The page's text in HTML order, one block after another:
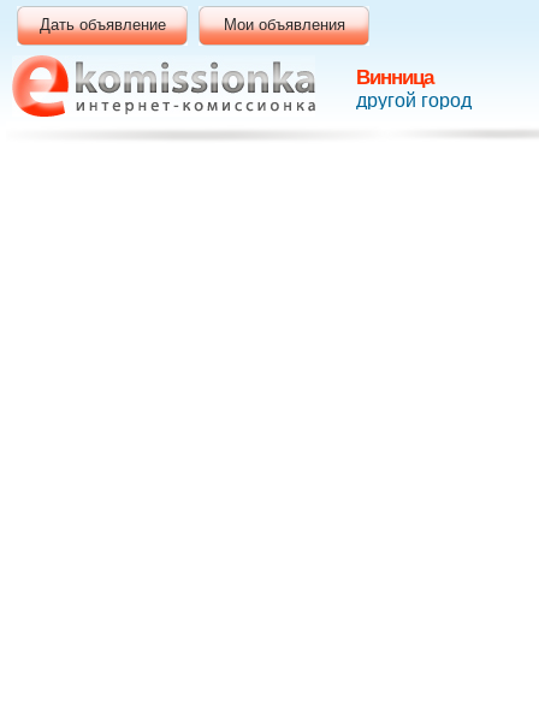
Винница
другой город
Дать объявление Мои объявления